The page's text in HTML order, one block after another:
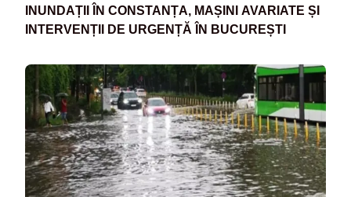
INUNDAȚII ÎN CONSTANȚA, MAȘINI AVARIATE ȘI
INTERVENȚII DE URGENȚĂ ÎN BUCUREȘTI